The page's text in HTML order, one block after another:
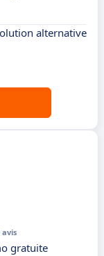
alternative
avis
gratuite